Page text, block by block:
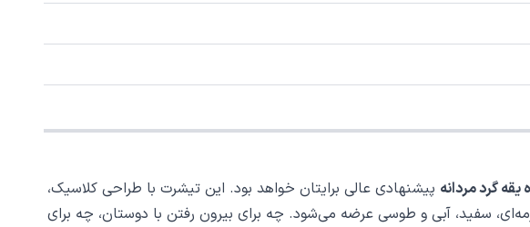
گرد مردانه پیشنهادی عالی برایتان خواهد بود. این تیشرت با طراحی کلاسیک،
سفید، آبی و طوسی عرضه می‌شود. چه برای بیرون رفتن با دوستان، چه برای